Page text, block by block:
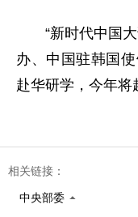
“新时代中国
办、中国驻韩国
赴华研学，今年将
相关链接：
中央部委